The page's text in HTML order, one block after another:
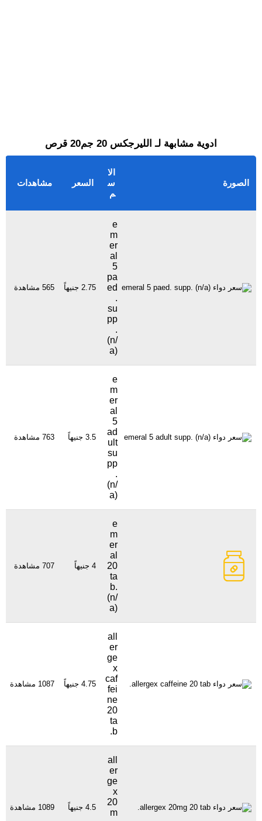
ادوية مشابهة لـ الليرجكس 20 جم20 قرص
الصورة
الا
س
م
السعر مشاهدات
e
m
er
al
5
pa
ed
.
su
pp
.
(n/
a)
2.75 جنيهاً 565 مشاهدة
e
m
er
al
5
ad
ult
su
pp
.
(n/
a)
3.5 جنيهاً 763 مشاهدة
e
m
er
al
20
ta
b.
(n/
a)
4 جنيهاً 707 مشاهدة
all
er
ge
x
caf
fei
ne
20
ta
b.
4.75 جنيهاً 1087 مشاهدة
all
er
ge
x
20
m
4.5 جنيهاً 1089 مشاهدة